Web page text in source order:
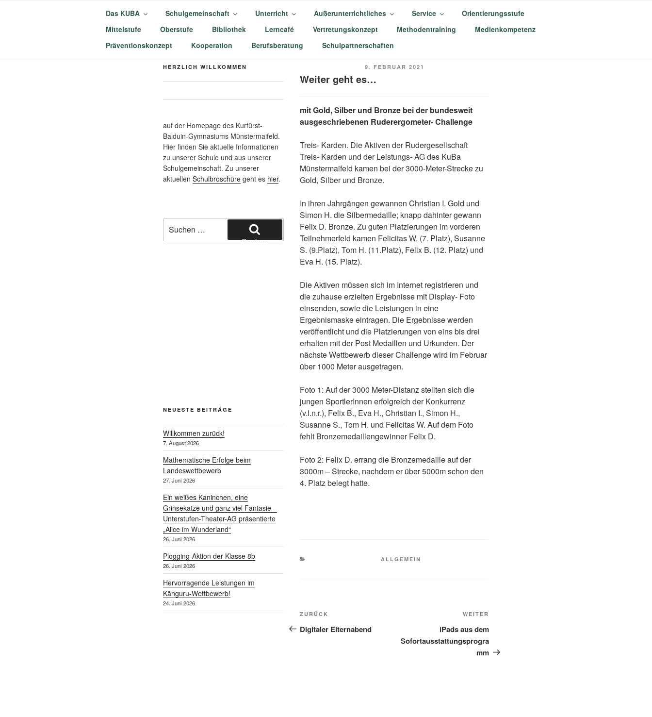
KURFÜRST-BALDUIN-GYMNASIUM
MÜNSTERMAIFELD
Das KUBA Schulgemeinschaft Unterricht Außerunterrichtliches Service
Orientierungsstufe
Mittelstufe
Oberstufe Bibliothek Lerncafé Vertretungskonzept Methodentraining
Medienkompetenz
Präventionskonzept
Kooperation Berufsberatung Schulpartnerschaften
VERÖFFENTLICHT
9. FEBRUAR 2021
Weiter geht es…
mit Gold, Silber und Bronze bei der bundesweit
ausgeschriebenen Ruderergometer- Challenge
Treis- Karden. Die Aktiven der Rudergesellschaft
Treis- Karden und der Leistungs- AG des KuBa
Münstermaifeld kamen bei der 3000-Meter-Strecke zu
Gold, Silber und Bronze.
In ihren Jahrgängen gewannen Christian I. Gold und
Simon H. die Silbermedaille; knapp dahinter gewann
Felix D. Bronze. Zu guten Platzierungen im vorderen
Teilnehmerfeld kamen Felicitas W. (7. Platz), Susanne
S. (9.Platz), Tom H. (11.Platz), Felix B. (12. Platz) und
Eva H. (15. Platz).
Die Aktiven müssen sich im Internet registrieren und
die zuhause erzielten Ergebnisse mit Display- Foto
einsenden, sowie die Leistungen in eine
Ergebnismaske eintragen. Die Ergebnisse werden
veröffentlicht und die Platzierungen von eins bis drei
erhalten mit der Post Medaillen und Urkunden. Der
nächste Wettbewerb dieser Challenge wird im Februar
über 1000 Meter ausgetragen.
Foto 1: Auf der 3000 Meter-Distanz stellten sich die
jungen SportlerInnen erfolgreich der Konkurrenz
(v.l.n.r.), Felix B., Eva H., Christian I., Simon H.,
Susanne S., Tom H. und Felicitas W. Auf dem Foto
fehlt Bronzemedaillengewinner Felix D.
Foto 2: Felix D. errang die Bronzemedaille auf der
3000m – Strecke, nachdem er über 5000m schon den
4. Platz belegt hatte.
KATEGORIEN
ALLGEMEIN
Beitragsnavigation
Vorheriger
Beitrag
ZURÜCK
Digitaler Elternabend
Beitrag
WEITER
iPads aus dem
Sofortausstattungsprogra
mm
HERZLICH WILLKOMMEN
auf der Homepage des Kurfürst-
Balduin-Gymnasiums Münstermaifeld.
Hier finden Sie aktuelle Informationen
zu unserer Schule und aus unserer
Schulgemeinschaft. Zu unserer
aktuellen Schulbroschüre geht es hier.
nach:
Suchen
NEUESTE BEITRÄGE
Willkommen zurück!
7. August 2026
Mathematische Erfolge beim
Landeswettbewerb
27. Juni 2026
Ein weißes Kaninchen, eine
Grinsekatze und ganz viel Fantasie –
Unterstufen-Theater-AG präsentierte
„Alice im Wunderland“
26. Juni 2026
Plogging-Aktion der Klasse 8b
26. Juni 2026
Hervorragende Leistungen im
Känguru-Wettbewerb!
24. Juni 2026